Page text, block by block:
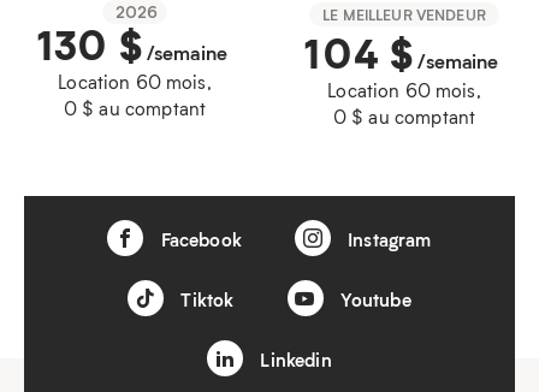
2026
130 $/semaine
Location 60 mois,
0 $ au comptant
LE MEILLEUR VENDEUR
104 $/semaine
Location 60 mois,
0 $ au comptant
Facebook Instagram
Tiktok Youtube
Linkedin